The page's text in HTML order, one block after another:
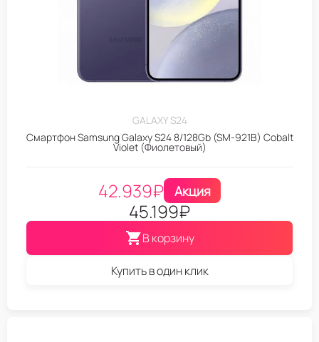
GALAXY S24
Смартфон Samsung Galaxy S24 8/128Gb (SM-921B) Cobalt
Violet (Фиолетовый)
42.939₽ Акция
45.199₽
В корзину
Купить в один клик